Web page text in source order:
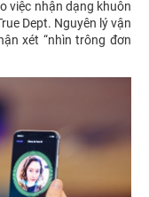
việc nhận dạng khuôn
Dept. Nguyên lý vận
xét “nhìn trông đơn